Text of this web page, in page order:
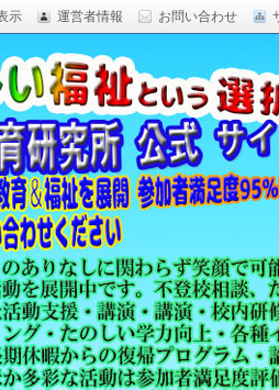
示 運営者情報 お問い合わせ
ト
活動,楽しい授業がした
Institute Delightful
題,教材 ネタ,授業ネタ,学
ッジョブ,カリスマ教師,沖縄
しい講演,楽しい講演,楽しい
究,いっきゅう先生,いっきゅ
,RIDE,PEALカウンセリン
Ｐカウンセリング,LEAP,学力
業アイディア,教育をたのし
と賢さを沖縄から世界へ,設
い学力向上,たのしい学力,自